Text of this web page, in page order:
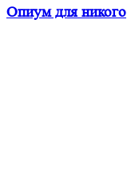
Опиум для никого